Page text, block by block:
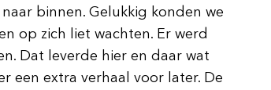
binnen. Gelukkig konden we
op zich liet wachten. Er werd
Dat leverde hier en daar wat
een extra verhaal voor later. De